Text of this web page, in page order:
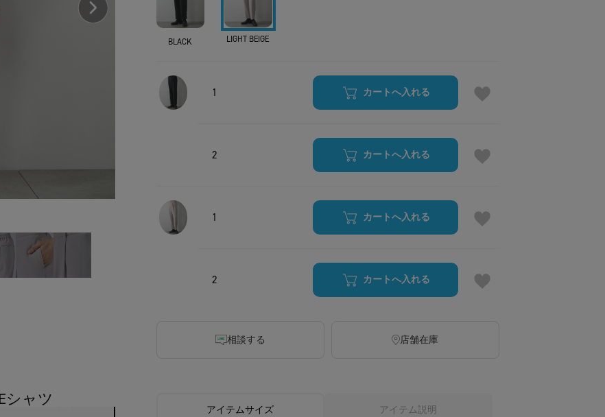
シャツ
BLACK LIGHT BEIGE
1 カートへ入れる
2 カートへ入れる
1 カートへ入れる
2 カートへ入れる
相談する 店舗在庫
アイテムサイズ アイテム説明